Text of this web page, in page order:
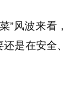
”风波来看，
是在安全、